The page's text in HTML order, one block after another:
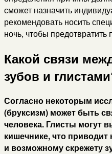
сможет назначить
рекомендовать носить
ночь, чтобы
Какой связи
зубов и
Согласно некоторым
(бруксизм) может быть
человека. Глисты могут
кишечнике, что
и возможному скрежету